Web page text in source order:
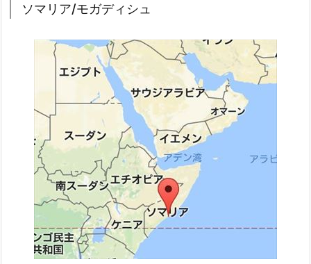
ソマリア/モガディシュ